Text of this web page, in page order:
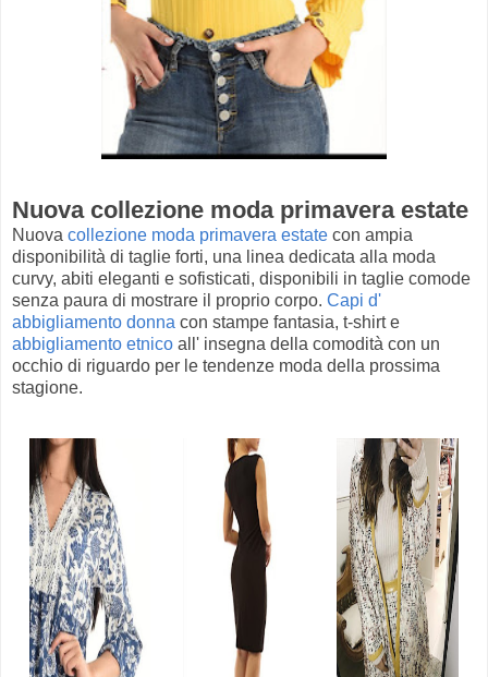
Nuova collezione moda primavera estate
Nuova collezione moda primavera estate con ampia
disponibilità di taglie forti, una linea dedicata alla moda
curvy, abiti eleganti e sofisticati, disponibili in taglie comode
senza paura di mostrare il proprio corpo. Capi d'
abbigliamento donna con stampe fantasia, t-shirt e
abbigliamento etnico all' insegna della comodità con un
occhio di riguardo per le tendenze moda della prossima
stagione.